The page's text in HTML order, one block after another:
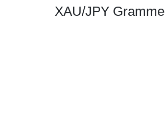
XAU/JPY Gramme